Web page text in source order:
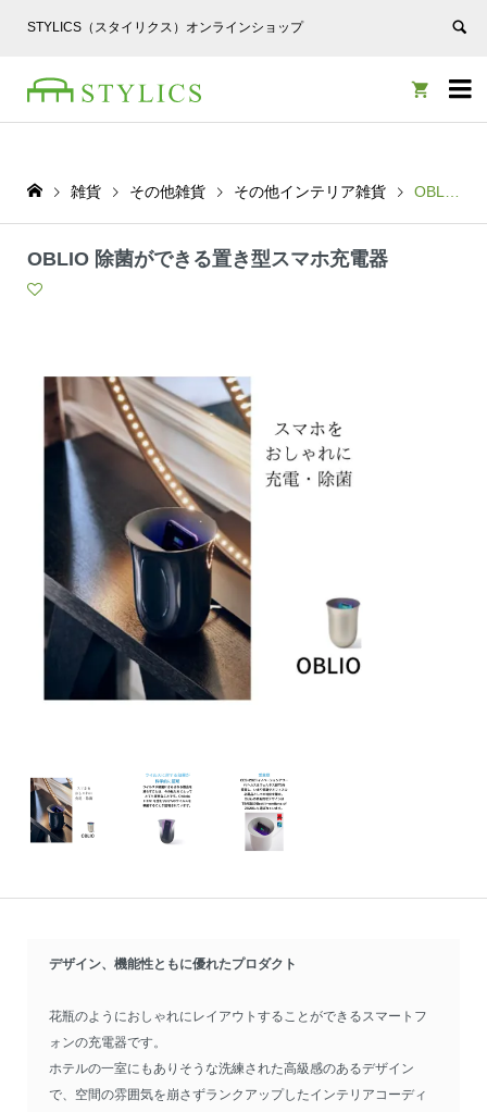
STYLICS（スタイリクス）オンラインショップ


雑貨 その他雑貨 その他インテリア雑貨 OBLIO 除菌ができる置き型スマホ充電器
OBLIO 除菌ができる置き型スマホ充電器
デザイン、機能性ともに優れたプロダクト
花瓶のようにおしゃれにレイアウトすることができるスマートフ
ォンの充電器です。
ホテルの一室にもありそうな洗練された高級感のあるデザイン
で、空間の雰囲気を崩さずランクアップしたインテリアコーディ